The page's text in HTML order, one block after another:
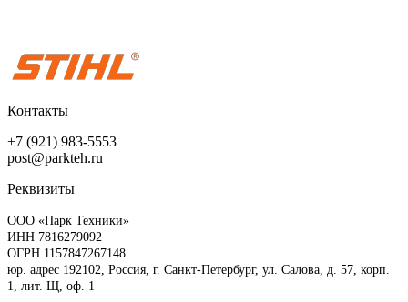
Контакты
+7 (921) 983-5553
post@parkteh.ru
Реквизиты
ООО «Парк Техники»
ИНН 7816279092
ОГРН 1157847267148
юр. адрес 192102, Россия, г. Санкт-Петербург, ул. Салова, д. 57, корп.
1, лит. Щ, оф. 1